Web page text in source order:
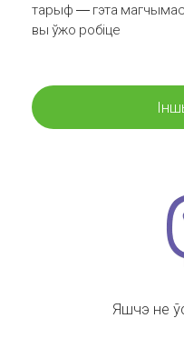
тарыф — гэта
вы ўжо робіце
Яшчэ не